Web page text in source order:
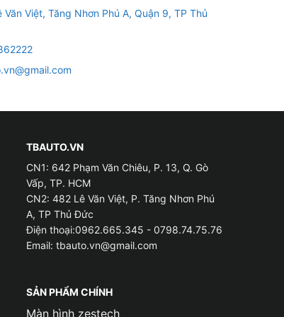
Văn Việt, Tăng Nhơn Phú A, Quận 9, TP Thủ
TBAUTO.VN
CN1: 642 Phạm Văn Chiêu, P. 13, Q. Gò
Vấp, TP. HCM
CN2: 482 Lê Văn Việt, P. Tăng Nhơn Phú
A, TP Thủ Đức
Điện thoại:0962.665.345 - 0798.74.75.76
Email: tbauto.vn@gmail.com
SẢN PHẨM CHÍNH
Màn hình zestech